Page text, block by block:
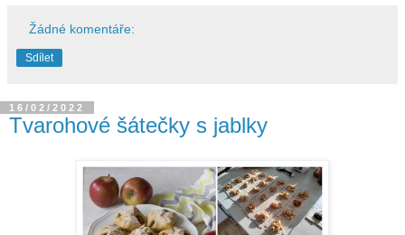
Žádné komentáře:
Sdílet
16/02/2022
Tvarohové šátečky s jablky